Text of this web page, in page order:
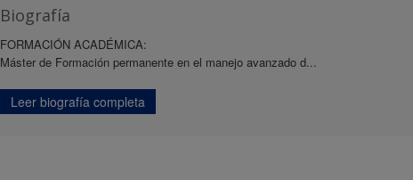
Biografía
FORMACIÓN ACADÉMICA:
Máster de Formación permanente en el manejo avanzado d...
Leer biografía completa